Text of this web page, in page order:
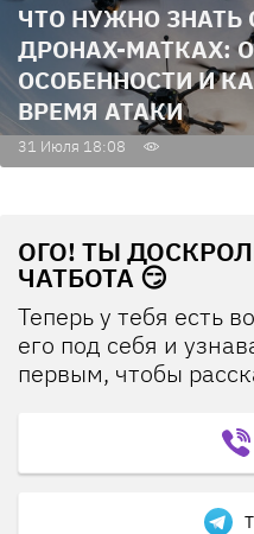
ЧТО НУЖНО ЗНАТЬ
ДРОНАХ-МАТКАХ:
ОСОБЕННОСТИ И
ВРЕМЯ АТАКИ
31 Июля 18:08
ОГО! ТЫ
ЧАТБОТА 😏
Теперь у тебя есть
его под себя и
первым, чтобы